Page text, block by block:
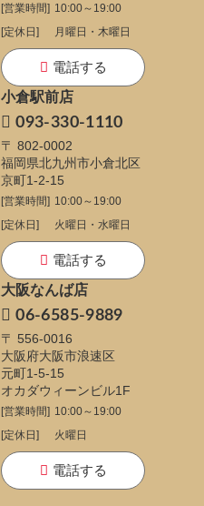
[営業時間] 10:00～19:00
[定休日]
月曜日・木曜日
電話する
小倉駅前店
093-330-1110
〒 802-0002
福岡県北九州市小倉北区
京町1-2-15
[営業時間] 10:00～19:00
[定休日]
火曜日・水曜日
電話する
大阪なんば店
06-6585-9889
〒 556-0016
大阪府大阪市浪速区
元町1-5-15
オカダウィーンビル1F
[営業時間] 10:00～19:00
[定休日]
火曜日
電話する